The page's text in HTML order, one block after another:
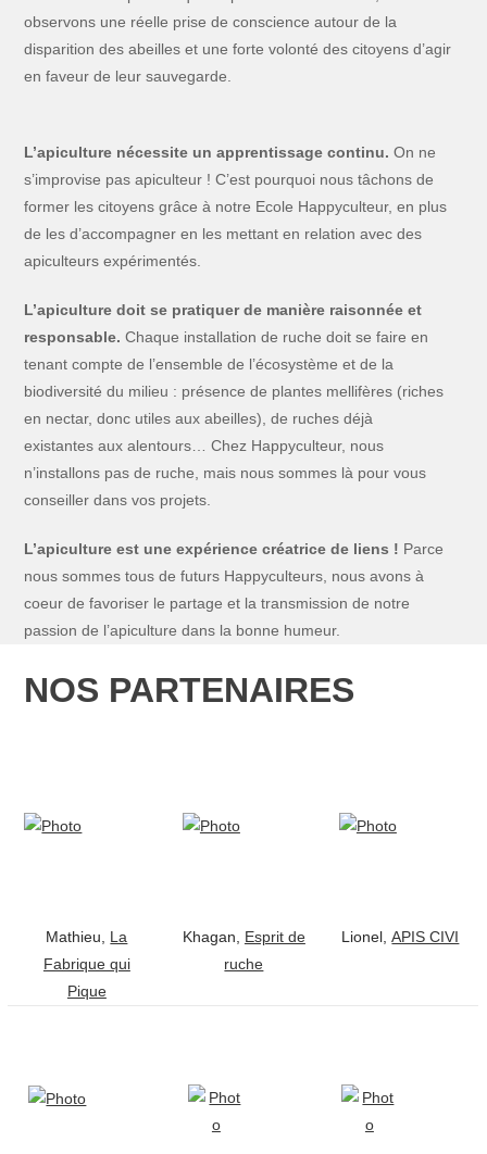
observons une réelle prise de conscience autour de la
disparition des abeilles et une forte volonté des citoyens d’agir
en faveur de leur sauvegarde.
L’apiculture nécessite un apprentissage continu.​On ne
s’improvise pas apiculteur ! C’est pourquoi nous tâchons de
former les citoyens grâce à notre Ecole Happyculteur, en plus
de les d’accompagner en les mettant en relation avec des
apiculteurs expérimentés.
L’apiculture doit se pratiquer de manière raisonnée et
responsable. Chaque installation de ruche doit se faire en
tenant compte de l’ensemble de l’écosystème et de la
biodiversité du milieu : présence de plantes mellifères (riches
en nectar, donc utiles aux abeilles), de ruches déjà
existantes aux alentours… Chez Happyculteur, nous
n’installons pas de ruche, mais nous sommes là pour vous
conseiller dans vos projets.
L’apiculture est une expérience créatrice de liens ! Parce
nous sommes tous de futurs Happyculteurs, nous avons à
coeur de favoriser le partage et la transmission de notre
passion de l’apiculture dans la bonne humeur.
NOS PARTENAIRES
Mathieu, La
Fabrique qui
Pique
Khagan, Esprit de
ruche
Lionel,APIS CIVI